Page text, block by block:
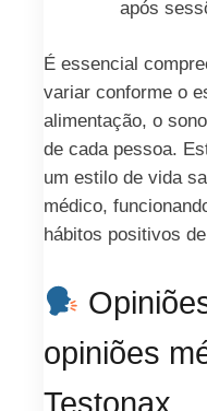
após
É essencial
variar conforme o
alimentação, o
de cada pessoa.
um estilo de vida
médico,
hábitos positivos
opiniões
Testonax